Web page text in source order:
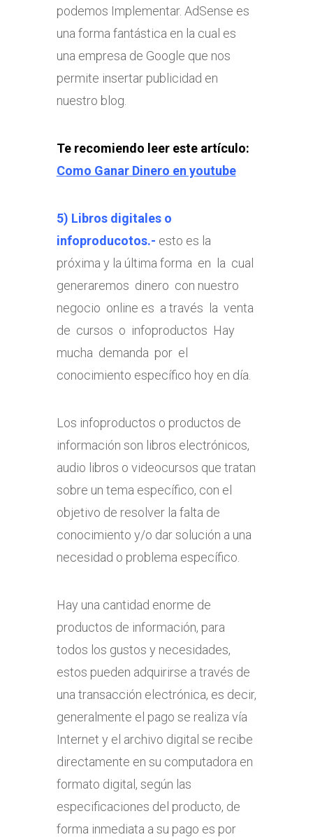
podemos Implementar. AdSense es
una forma fantástica en la cual es
una empresa de Google que nos
permite insertar publicidad en
nuestro blog.
Te recomiendo leer este artículo:
Como Ganar Dinero en youtube
5) Libros digitales o
infoproducotos.- esto es la
próxima y la última forma en la cual
generaremos dinero con nuestro
negocio online es a través la venta
de cursos o infoproductos Hay
mucha demanda por el
conocimiento específico hoy en día.
Los infoproductos o productos de
información son libros electrónicos,
audio libros o videocursos que tratan
sobre un tema específico, con el
objetivo de resolver la falta de
conocimiento y/o dar solución a una
necesidad o problema específico.
Hay una cantidad enorme de
productos de información, para
todos los gustos y necesidades,
estos pueden adquirirse a través de
una transacción electrónica, es decir,
generalmente el pago se realiza vía
Internet y el archivo digital se recibe
directamente en su computadora en
formato digital, según las
especificaciones del producto, de
forma inmediata a su pago es por